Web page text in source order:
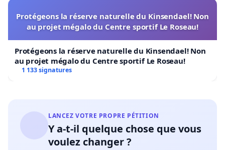
Protégeons la réserve naturelle du Kinsendael! Non
au projet mégalo du Centre sportif Le Roseau!
Protégeons la réserve naturelle du Kinsendael! Non
au projet mégalo du Centre sportif Le Roseau!
1 133 signatures
LANCEZ VOTRE PROPRE PÉTITION
Y a-t-il quelque chose que vous
voulez changer ?